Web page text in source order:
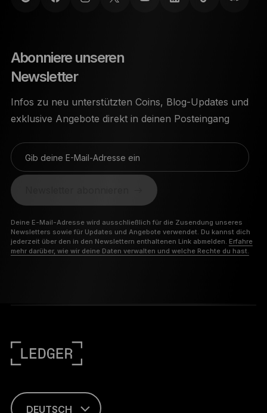
Abonniere unseren
Newsletter
Infos zu neu unterstützten Coins, Blog-Updates und
exklusive Angebote direkt in deinen Posteingang
Gib deine E-Mail-Adresse ein
Deine E-Mail-Adresse wird ausschließlich für die Zusendung unseres
Newsletters sowie für Updates und Angebote verwendet. Du kannst dich
jederzeit über den in den Newslettern enthaltenen Link abmelden. Erfahre
mehr darüber, wie wir deine Daten verwalten und welche Rechte du hast.
DEUTSCH